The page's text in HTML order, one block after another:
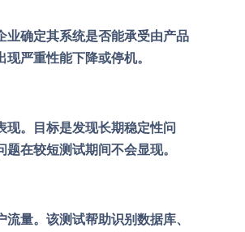
业确定其系统是否能承受由产品
严重性能下降或停机。
现。目标是发现长期稳定性问
在较短测试期间不会显现。
量。该测试帮助识别数据库、